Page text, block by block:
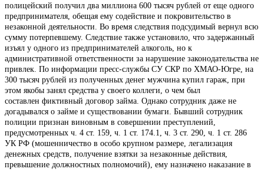
полицейский получил два миллиона 600 тысяч рублей от еще одного
предпринимателя, обещая ему содействие и покровительство в
незаконной деятельности. Во время следствия подсудимый вернул всю
сумму потерпевшему. Следствие также установило, что задержанный
изъял у одного из предпринимателей алкоголь, но к
административной ответственности за нарушение законодательства не
привлек. По информации пресс-службы СУ СКР по ХМАО-Югре, на
300 тысяч рублей из полученных денег мужчина купил гараж, при
этом якобы занял средства у своего коллеги, о чем был
составлен фиктивный договор займа. Однако сотрудник даже не
догадывался о займе и существовании бумаги. Бывший сотрудник
полиции признан виновным в совершении преступлений,
предусмотренных ч. 4 ст. 159, ч. 1 ст. 174.1, ч. 3 ст. 290, ч. 1 ст. 286
УК РФ (мошенничество в особо крупном размере, легализация
денежных средств, получение взятки за незаконные действия,
превышение должностных полномочий), ему назначено наказание в